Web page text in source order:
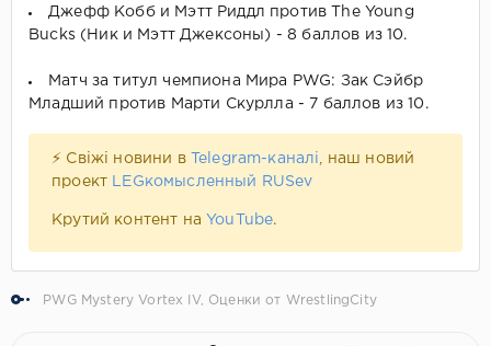
Джефф Кобб и Мэтт Риддл против The Young
Bucks (Ник и Мэтт Джексоны) - 8 баллов из 10.
Матч за титул чемпиона Мира PWG: Зак Сэйбр
Младший против Марти Скурлла - 7 баллов из 10.
⚡ Свіжі новини в Telegram-каналі
, наш новий
проект
LEGкомысленный RUSev
Крутий контент на YouTube.
PWG Mystery Vortex IV, Оценки от WrestlingCity